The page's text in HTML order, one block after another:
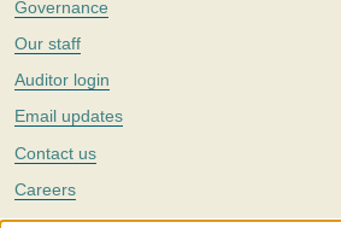
Governance
Our staff
Auditor login
Email updates
Contact us
Careers